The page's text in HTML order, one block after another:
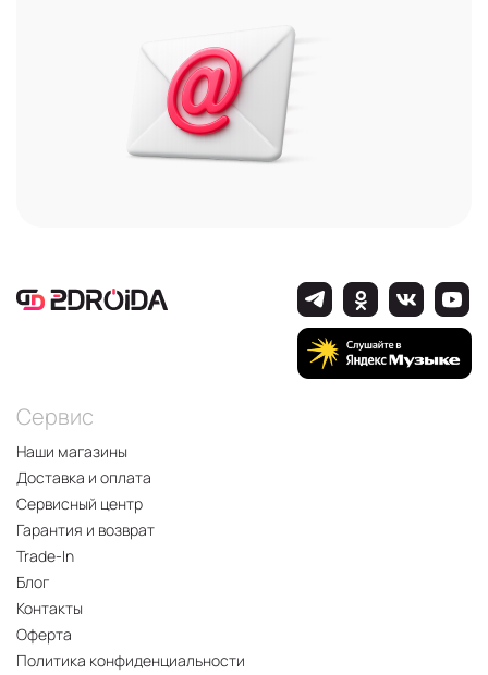
Сервис
Наши магазины
Доставка и оплата
Сервисный центр
Гарантия и возврат
Trade-In
Блог
Контакты
Оферта
Политика конфиденциальности